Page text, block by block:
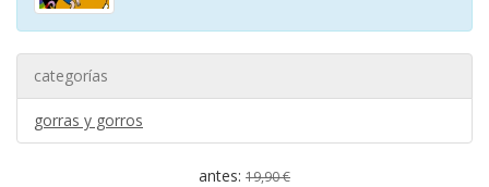
categorías
gorras y gorros
antes: 19,90 €